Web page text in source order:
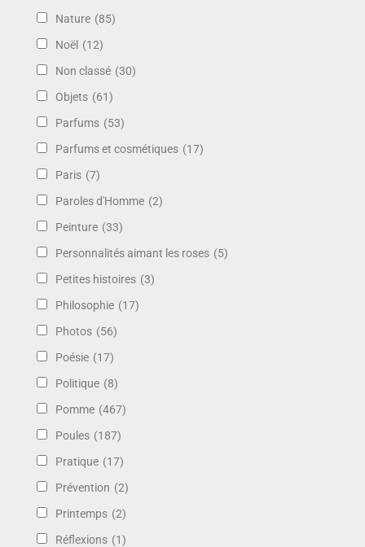
Nature (85)
Noël (12)
Non classé (30)
Objets (61)
Parfums (53)
Parfums et cosmétiques (17)
Paris (7)
Paroles d'Homme (2)
Peinture (33)
Personnalités aimant les roses (5)
Petites histoires (3)
Philosophie (17)
Photos (56)
Poésie (17)
Politique (8)
Pomme (467)
Poules (187)
Pratique (17)
Prévention (2)
Printemps (2)
Réflexions (1)